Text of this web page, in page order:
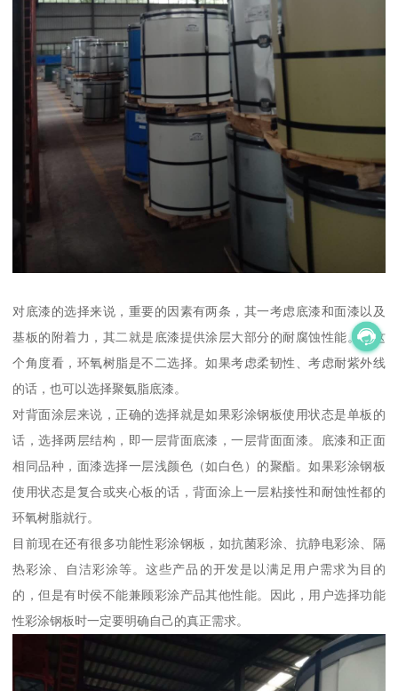
对底漆的选择来说，重要的因素有两条，其一考虑底漆和面漆以及
基板的附着力，其二就是底漆提供涂层大部分的耐腐蚀性能。从这
个角度看，环氧树脂是不二选择。如果考虑柔韧性、考虑耐紫外线
的话，也可以选择聚氨脂底漆。
对背面涂层来说，正确的选择就是如果彩涂钢板使用状态是单板的
话，选择两层结构，即一层背面底漆，一层背面面漆。底漆和正面
相同品种，面漆选择一层浅颜色（如白色）的聚酯。如果彩涂钢板
使用状态是复合或夹心板的话，背面涂上一层粘接性和耐蚀性都的
环氧树脂就行。
目前现在还有很多功能性彩涂钢板，如抗菌彩涂、抗静电彩涂、隔
热彩涂、自洁彩涂等。这些产品的开发是以满足用户需求为目的
的，但是有时侯不能兼顾彩涂产品其他性能。因此，用户选择功能
性彩涂钢板时一定要明确自己的真正需求。